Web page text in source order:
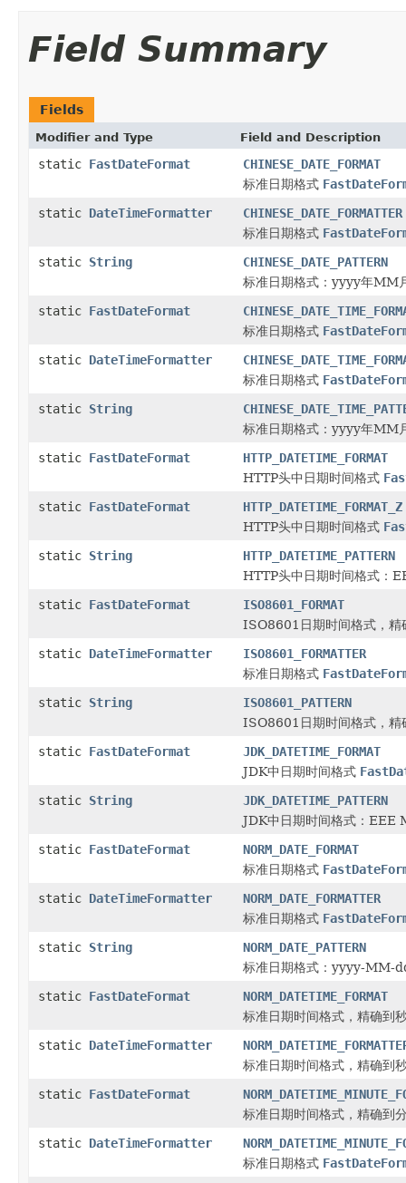
Field Summary
Fields
Modifier and Type Field and Description
static FastDateFormat
CHINESE_DATE_FORMAT
标准日期格式
static DateTimeFormatter
CHINESE_DATE_FORMATTER
标准日期格式
static String
CHINESE_DATE_PATTERN
标准日期格式：yyyy年MM
static FastDateFormat
标准日期格式
static DateTimeFormatter
标准日期格式
static String
标准日期格式：yyyy年MM
static FastDateFormat
HTTP_DATETIME_FORMAT
HTTP头中日期时间格式
static FastDateFormat
HTTP_DATETIME_FORMAT_Z
HTTP头中日期时间格式
static String
HTTP_DATETIME_PATTERN
HTTP头中日期时间格式
static FastDateFormat
ISO8601_FORMAT
ISO8601日期时间格式，精
static DateTimeFormatter
ISO8601_FORMATTER
标准日期格式
static String
ISO8601_PATTERN
ISO8601日期时间格式，
static FastDateFormat
JDK_DATETIME_FORMAT
JDK中日期时间格式
static String
JDK_DATETIME_PATTERN
JDK中日期时间格式：
static FastDateFormat
NORM_DATE_FORMAT
标准日期格式
static DateTimeFormatter
NORM_DATE_FORMATTER
标准日期格式
static String
NORM_DATE_PATTERN
标准日期格式：yyyy-MM-
static FastDateFormat
NORM_DATETIME_FORMAT
标准日期时间格式，精确到
static DateTimeFormatter
标准日期时间格式，精确到
static FastDateFormat
标准日期时间格式，精确到
static DateTimeFormatter
标准日期格式